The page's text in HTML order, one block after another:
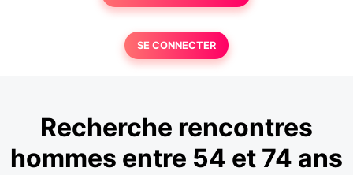
SE CONNECTER
Recherche rencontres
hommes entre 54 et 74 ans